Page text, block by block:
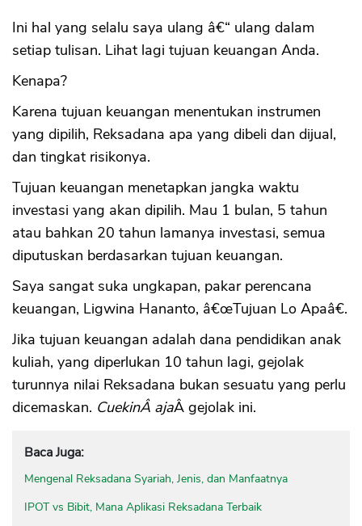
Ini hal yang selalu saya ulang â€“ ulang dalam
setiap tulisan. Lihat lagi tujuan keuangan Anda.
Kenapa?
Karena tujuan keuangan menentukan instrumen
yang dipilih, Reksadana apa yang dibeli dan dijual,
dan tingkat risikonya.
Tujuan keuangan menetapkan jangka waktu
investasi yang akan dipilih. Mau 1 bulan, 5 tahun
atau bahkan 20 tahun lamanya investasi, semua
diputuskan berdasarkan tujuan keuangan.
Saya sangat suka ungkapan, pakar perencana
keuangan, Ligwina Hananto, â€œTujuan Lo Apaâ€.
Jika tujuan keuangan adalah dana pendidikan anak
kuliah, yang diperlukan 10 tahun lagi, gejolak
turunnya nilai Reksadana bukan sesuatu yang perlu
dicemaskan. CuekinÂ ajaÂ gejolak ini.
Baca Juga:
Mengenal Reksadana Syariah, Jenis, dan Manfaatnya
IPOT vs Bibit, Mana Aplikasi Reksadana Terbaik